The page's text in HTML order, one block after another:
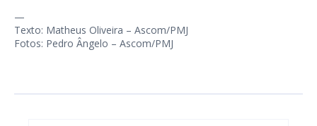
—
Texto: Matheus Oliveira – Ascom/PMJ
Fotos: Pedro Ângelo – Ascom/PMJ